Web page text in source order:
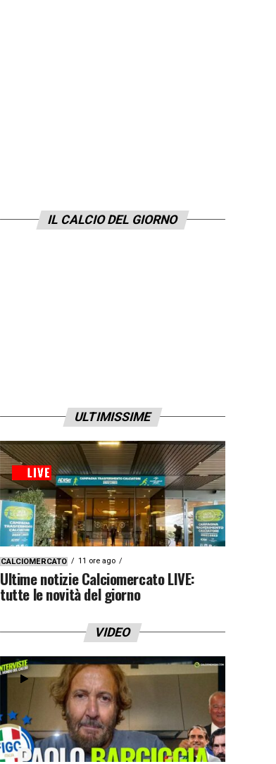
IL CALCIO DEL GIORNO
ULTIMISSIME
CALCIOMERCATO 11 ore ago
Ultime notizie Calciomercato LIVE:
tutte le novità del giorno
VIDEO